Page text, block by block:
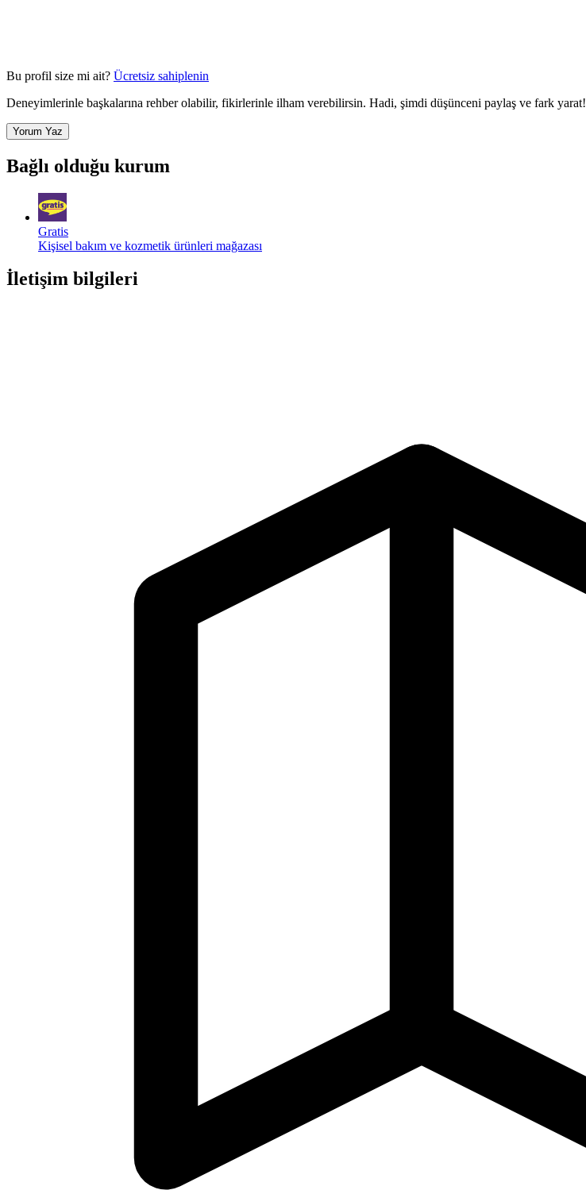
Bu profil size mi ait? Ücretsiz sahiplenin
Deneyimlerinle başkalarına rehber olabilir, fikirlerinle ilham verebilirsin. Hadi, şimdi düşünceni paylaş ve fark yarat!
Yorum Yaz
Bağlı olduğu kurum
Gratis
Kişisel bakım ve kozmetik ürünleri mağazası
İletişim bilgileri